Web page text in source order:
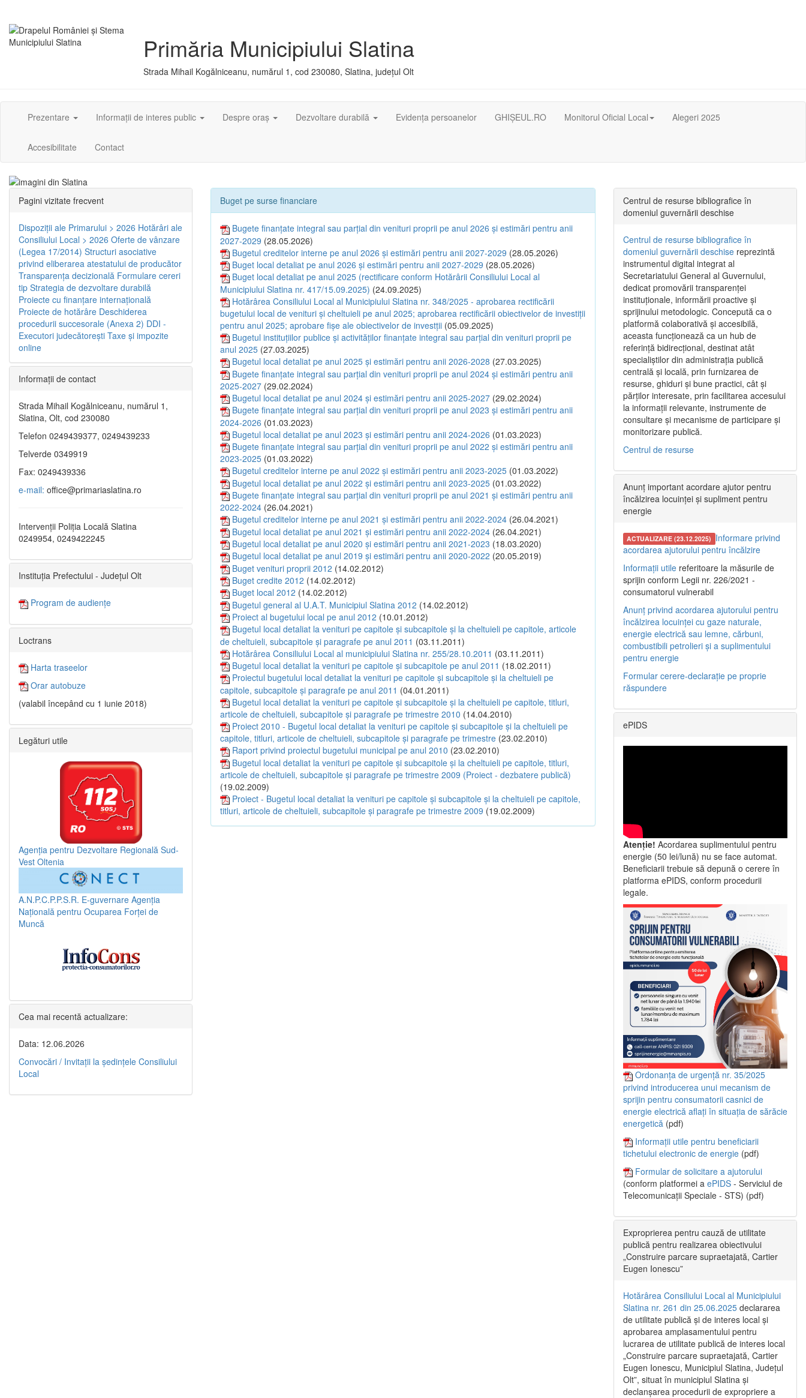
Primăria Municipiului Slatina
Strada Mihail Kogălniceanu, numărul 1, cod 230080, Slatina, județul Olt
Prezentare Informații de interes public Despre oraș Dezvoltare durabilă Evidența persoanelor GHIȘEUL.RO Monitorul Oficial Local Alegeri 2025
Accesibilitate Contact
Buget pe surse financiare
Bugete finanțate integral sau parțial din venituri proprii pe anul 2026 și estimări pentru anii
2027-2029 (28.05.2026)
Bugetul creditelor interne pe anul 2026 și estimări pentru anii 2027-2029 (28.05.2026)
Buget local detaliat pe anul 2026 și estimări pentru anii 2027-2029 (28.05.2026)
Buget local detaliat pe anul 2025 (rectificare conform Hotărârii Consiliului Local al
Municipiului Slatina nr. 417/15.09.2025) (24.09.2025)
Hotărârea Consiliului Local al Municipiului Slatina nr. 348/2025 - aprobarea rectificării
bugetului local de venituri și cheltuieli pe anul 2025; aprobarea rectificării obiectivelor de investiții
pentru anul 2025; aprobare fișe ale obiectivelor de investții (05.09.2025)
Bugetul instituțiilor publice și activităților finanțate integral sau parțial din venituri proprii pe
anul 2025 (27.03.2025)
Bugetul local detaliat pe anul 2025 și estimări pentru anii 2026-2028 (27.03.2025)
Bugete finanțate integral sau parțial din venituri proprii pe anul 2024 și estimări pentru anii
2025-2027 (29.02.2024)
Bugetul local detaliat pe anul 2024 și estimări pentru anii 2025-2027 (29.02.2024)
Bugete finanțate integral sau parțial din venituri proprii pe anul 2023 și estimări pentru anii
2024-2026 (01.03.2023)
Bugetul local detaliat pe anul 2023 și estimări pentru anii 2024-2026 (01.03.2023)
Bugete finanțate integral sau parțial din venituri proprii pe anul 2022 și estimări pentru anii
2023-2025 (01.03.2022)
Bugetul creditelor interne pe anul 2022 și estimări pentru anii 2023-2025 (01.03.2022)
Bugetul local detaliat pe anul 2022 și estimări pentru anii 2023-2025 (01.03.2022)
Bugete finanțate integral sau parțial din venituri proprii pe anul 2021 și estimări pentru anii
2022-2024 (26.04.2021)
Bugetul creditelor interne pe anul 2021 și estimări pentru anii 2022-2024 (26.04.2021)
Bugetul local detaliat pe anul 2021 și estimări pentru anii 2022-2024 (26.04.2021)
Bugetul local detaliat pe anul 2020 și estimări pentru anii 2021-2023 (18.03.2020)
Bugetul local detaliat pe anul 2019 și estimări pentru anii 2020-2022 (20.05.2019)
Buget venituri proprii 2012 (14.02.2012)
Buget credite 2012 (14.02.2012)
Buget local 2012 (14.02.2012)
Bugetul general al U.A.T. Municipiul Slatina 2012 (14.02.2012)
Proiect al bugetului local pe anul 2012 (10.01.2012)
Bugetul local detaliat la venituri pe capitole şi subcapitole şi la cheltuieli pe capitole, articole
de cheltuieli, subcapitole şi paragrafe pe anul 2011 (03.11.2011)
Hotărârea Consiliului Local al municipiului Slatina nr. 255/28.10.2011 (03.11.2011)
Bugetul local detaliat la venituri pe capitole şi subcapitole pe anul 2011 (18.02.2011)
Proiectul bugetului local detaliat la venituri pe capitole şi subcapitole şi la cheltuieli pe
capitole, subcapitole şi paragrafe pe anul 2011 (04.01.2011)
Bugetul local detaliat la venituri pe capitole şi subcapitole şi la cheltuieli pe capitole, titluri,
articole de cheltuieli, subcapitole şi paragrafe pe trimestre 2010 (14.04.2010)
Proiect 2010 - Bugetul local detaliat la venituri pe capitole şi subcapitole şi la cheltuieli pe
capitole, titluri, articole de cheltuieli, subcapitole şi paragrafe pe trimestre (23.02.2010)
Raport privind proiectul bugetului municipal pe anul 2010 (23.02.2010)
Bugetul local detaliat la venituri pe capitole şi subcapitole şi la cheltuieli pe capitole, titluri,
articole de cheltuieli, subcapitole şi paragrafe pe trimestre 2009 (Proiect - dezbatere publică)
(19.02.2009)
Proiect - Bugetul local detaliat la venituri pe capitole şi subcapitole şi la cheltuieli pe capitole,
titluri, articole de cheltuieli, subcapitole şi paragrafe pe trimestre 2009 (19.02.2009)
Pagini vizitate frecvent
Dispoziţii ale Primarului > 2026 Hotărâri ale
Consiliului Local > 2026 Oferte de vânzare
(Legea 17/2014) Structuri asociative
privind eliberarea atestatului de producător
Transparenţa decizională Formulare cereri
tip Strategia de dezvoltare durabilă
Proiecte cu finanţare internaţională
Proiecte de hotărâre Deschiderea
procedurii succesorale (Anexa 2) DDI -
Executori judecătorești Taxe şi impozite
online
Informaţii de contact
Strada Mihail Kogălniceanu, numărul 1,
Slatina, Olt, cod 230080
Telefon 0249439377, 0249439233
Telverde 0349919
Fax: 0249439336
e-mail: office@primariaslatina.ro
Intervenții Poliția Locală Slatina
0249954, 0249422245
Instituția Prefectului - Județul Olt
Program de audiențe
Loctrans
Harta traseelor
Orar autobuze
(valabil începând cu 1 iunie 2018)
Legături utile
Agenția pentru Dezvoltare Regională Sud-
Vest Oltenia
A.N.P.C.P.P.S.R. E-guvernare Agenția
Națională pentru Ocuparea Forței de
Muncă
Cea mai recentă actualizare:
Data: 12.06.2026
Convocări / Invitaţii la şedinţele Consiliului
Local
Centrul de resurse bibliografice în
domeniul guvernării deschise
Centrul de resurse bibliografice în
domeniul guvernării deschise reprezintă
instrumentul digital integrat al
Secretariatului General al Guvernului,
dedicat promovării transparenței
instituționale, informării proactive și
sprijinului metodologic. Concepută ca o
platformă colaborativă și accesibilă,
aceasta funcționează ca un hub de
referință bidirecțional, destinat atât
specialiștilor din administrația publică
centrală și locală, prin furnizarea de
resurse, ghiduri și bune practici, cât și
părților interesate, prin facilitarea accesului
la informații relevante, instrumente de
consultare și mecanisme de participare și
monitorizare publică.
Centrul de resurse
Anunț important acordare ajutor pentru
încălzirea locuinței și supliment pentru
energie
ACTUALIZARE (23.12.2025) Informare privind
acordarea ajutorului pentru încălzire
Informații utile referitoare la măsurile de
sprijin conform Legii nr. 226/2021 -
consumatorul vulnerabil
Anunț privind acordarea ajutorului pentru
încălzirea locuinței cu gaze naturale,
energie electrică sau lemne, cărbuni,
combustibili petrolieri și a suplimentului
pentru energie
Formular cerere-declarație pe proprie
răspundere
ePIDS
Atenție! Acordarea suplimentului pentru
energie (50 lei/lună) nu se face automat.
Beneficiarii trebuie să depună o cerere în
platforma ePIDS, conform procedurii
legale.
Ordonanța de urgență nr. 35/2025
privind introducerea unui mecanism de
sprijin pentru consumatorii casnici de
energie electrică aflați în situația de sărăcie
energetică (pdf)
Informații utile pentru beneficiarii
tichetului electronic de energie (pdf)
Formular de solicitare a ajutorului
(conform platformei a ePIDS - Serviciul de
Telecomunicații Speciale - STS) (pdf)
Exproprierea pentru cauză de utilitate
publică pentru realizarea obiectivului
„Construire parcare supraetajată, Cartier
Eugen Ionescu”
Hotărârea Consiliului Local al Municipiului
Slatina nr. 261 din 25.06.2025 declararea
de utilitate publică și de interes local și
aprobarea amplasamentului pentru
lucrarea de utilitate publică de interes local
„Construire parcare supraetajată, Cartier
Eugen Ionescu, Municipiul Slatina, Județul
Olt”, situat în municipiul Slatina și
declanșarea procedurii de expropriere a